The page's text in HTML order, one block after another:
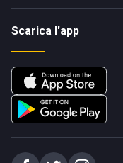
Scarica l'app